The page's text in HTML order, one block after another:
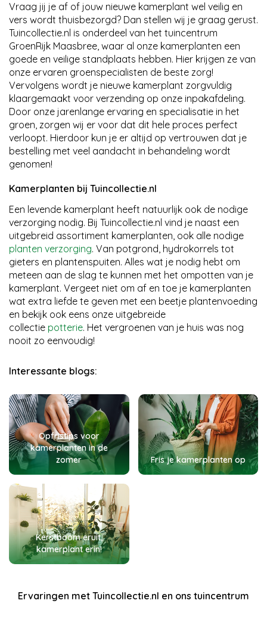
Vraag jij je af of jouw nieuwe kamerplant wel veilig en
vers wordt thuisbezorgd? Dan stellen wij je graag gerust.
Tuincollectie.nl is onderdeel van het tuincentrum
GroenRijk Maasbree, waar al onze kamerplanten een
goede en veilige standplaats hebben. Hier krijgen ze van
onze ervaren groenspecialisten de beste zorg!
Vervolgens wordt je nieuwe kamerplant zorgvuldig
klaargemaakt voor verzending op onze inpakafdeling.
Door onze jarenlange ervaring en specialisatie in het
groen, zorgen wij er voor dat dit hele proces perfect
verloopt. Hierdoor kun je er altijd op vertrouwen dat je
bestelling met veel aandacht in behandeling wordt
genomen!
Kamerplanten bij Tuincollectie.nl
Een levende kamerplant heeft natuurlijk ook de nodige
verzorging nodig. Bij Tuincollectie.nl vind je naast een
uitgebreid assortiment kamerplanten, ook alle nodige
planten verzorging. Van potgrond, hydrokorrels tot
gieters en plantenspuiten. Alles wat je nodig hebt om
meteen aan de slag te kunnen met het ompotten van je
kamerplant. Vergeet niet om af en toe je kamerplanten
wat extra liefde te geven met een beetje plantenvoeding
en bekijk ook eens onze uitgebreide
collectie potterie. Het vergroenen van je huis was nog
nooit zo eenvoudig!
Interessante blogs:
Opfristips voor
kamerplanten in de
zomer
Fris je kamerplanten op
Kerstboom eruit,
kamerplant erin!
Ervaringen met Tuincollectie.nl en ons tuincentrum